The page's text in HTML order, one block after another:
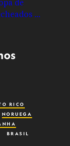
RICO
NORUEGA
BRASIL